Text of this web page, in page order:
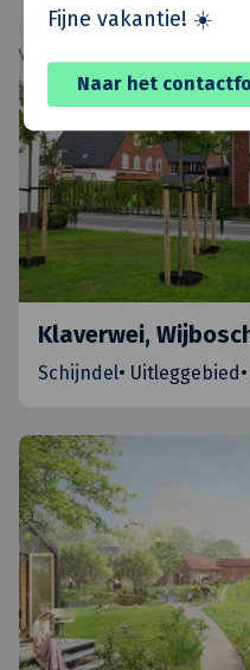
Fijne vakantie! ☀️
Naar het
Klaverwei,
Schijndel• Uitleggebied•